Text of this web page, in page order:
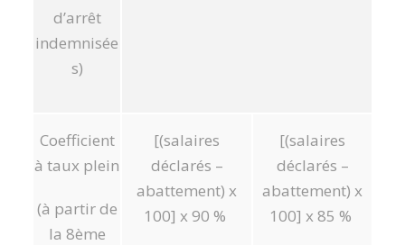
d’arrêt
indemnisée
s)
Coefficient
à taux plein
(à partir de
la 8ème
[(salaires
déclarés –
abattement) x
100] x 90 %
[(salaires
déclarés –
abattement) x
100] x 85 %